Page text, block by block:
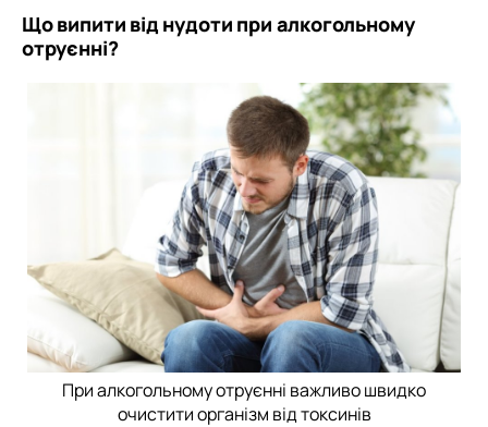
Що випити від нудоти при алкогольному
отруєнні?
При алкогольному отруєнні важливо швидко
очистити організм від токсинів